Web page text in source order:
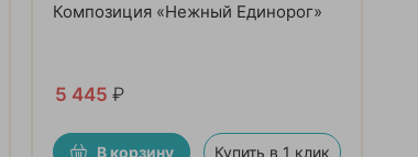
Композиция «Нежный Единорог»
5 445 ₽
В корзину Купить в 1 клик